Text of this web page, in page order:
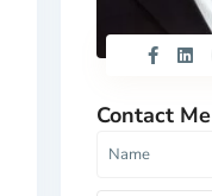
Contact Me